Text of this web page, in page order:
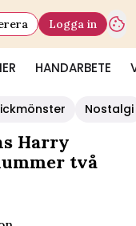
HANDARBETE
Logga in
Nostalgi
Harry
två